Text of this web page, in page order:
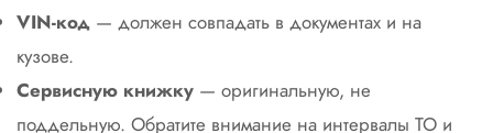
VIN-код — должен совпадать в документах и на
кузове.
Сервисную книжку — оригинальную, не
поддельную. Обратите внимание на интервалы ТО и